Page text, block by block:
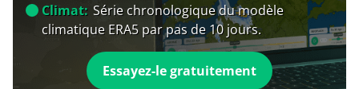
Climat: Série chronologique du modèle
climatique ERA5 par pas de 10 jours.
Essayez-le gratuitement